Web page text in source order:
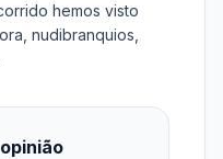
hemos visto
nudibranquios,